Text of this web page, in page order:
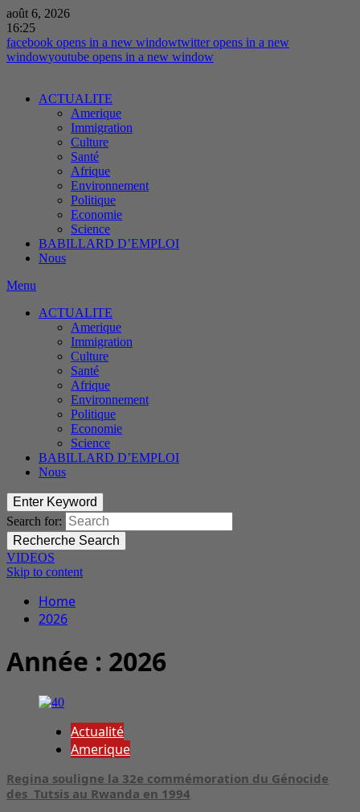
août 6, 2026
16:25
facebook opens in a new windowtwitter opens in a new
windowyoutube opens in a new window
ACTUALITE
Amerique
Immigration
Culture
Santé
Afrique
Environnement
Politique
Economie
Science
BABILLARD D’EMPLOI
Nous
Menu
ACTUALITE
Amerique
Immigration
Culture
Santé
Afrique
Environnement
Politique
Economie
Science
BABILLARD D’EMPLOI
Nous
Enter Keyword
Search for:
Recherche Search
VIDEOS
Skip to content
Home
2026
Année : 2026
Actualité
Amerique
Regina souligne la 32e commémoration du Génocide
des Tutsis au Rwanda en 1994